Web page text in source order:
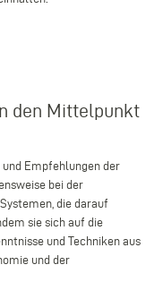
den Mittelpunkt
Empfehlungen der
bei der
die darauf
sie sich auf die
und Techniken aus
und der